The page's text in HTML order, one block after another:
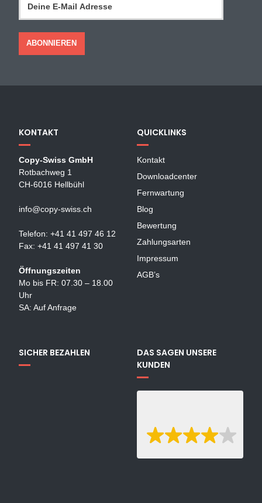
KONTAKT
Copy-Swiss GmbH
Rotbachweg 1
CH-6016 Hellbühl
info@copy-swiss.ch
Telefon: +41 41 497 46 12
Fax: +41 41 497 41 30
Öffnungszeiten
Mo bis FR: 07.30 – 18.00
Uhr
SA: Auf Anfrage
QUICKLINKS
Kontakt
Downloadcenter
Fernwartung
Blog
Bewertung
Zahlungsarten
Impressum
AGB’s
SICHER BEZAHLEN
DAS SAGEN UNSERE
KUNDEN